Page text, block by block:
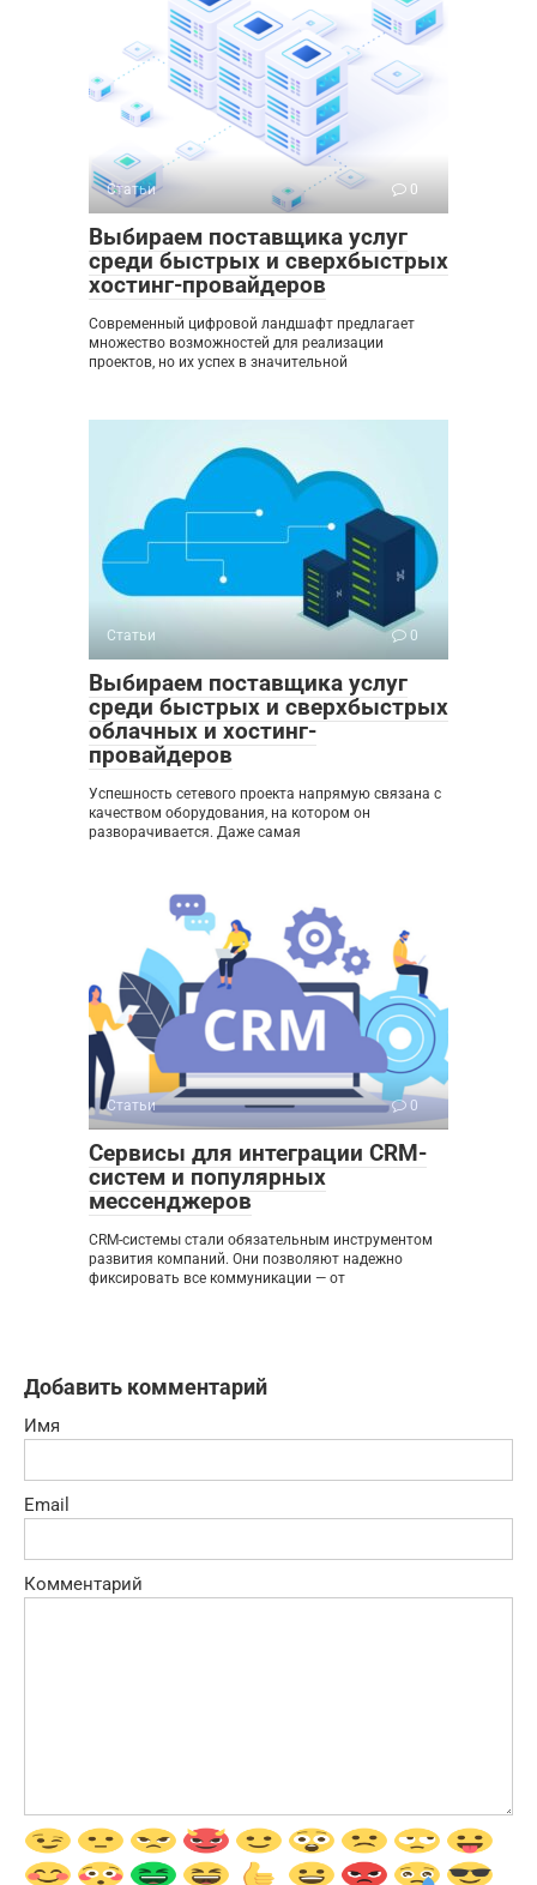
Статьи 0
Выбираем поставщика услуг
среди быстрых и сверхбыстрых
хостинг-провайдеров
Современный цифровой ландшафт предлагает
множество возможностей для реализации
проектов, но их успех в значительной
Статьи 0
Выбираем поставщика услуг
среди быстрых и сверхбыстрых
облачных и хостинг-
провайдеров
Успешность сетевого проекта напрямую связана с
качеством оборудования, на котором он
разворачивается. Даже самая
Статьи 0
Сервисы для интеграции CRM-
систем и популярных
мессенджеров
CRM-системы стали обязательным инструментом
развития компаний. Они позволяют надежно
фиксировать все коммуникации — от
Добавить комментарий
Имя
Email
Комментарий